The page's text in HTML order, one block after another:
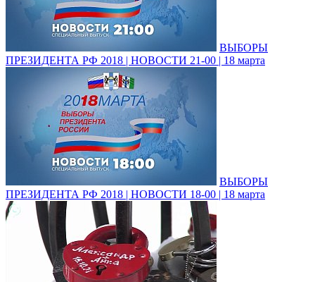
ВЫБОРЫ
ПРЕЗИДЕНТА РФ 2018 | НОВОСТИ 21-00 | 18 марта
ВЫБОРЫ
ПРЕЗИДЕНТА РФ 2018 | НОВОСТИ 18-00 | 18 марта